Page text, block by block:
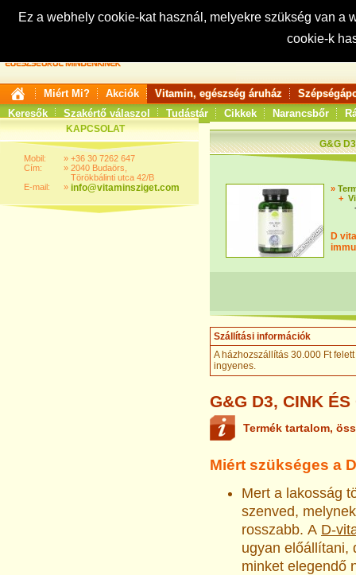
Ez a webhely cookie-kat használ, melyekre szükség van
cookie-k
Keresés:
Miért Mi? Akciók Vitamin, egészség áruház
Keresők
Szakértő válaszol Tudástár Cikkek Narancsbőr
KAPCSOLAT
Mobil:
Cím:
E-mail:
»
»
»
+36 30 7262 647
2040 Budaörs,
Törökbálinti utca 42/B
info@vitaminsziget.com
G&G
»
+
D
Szállítási információk
A házhozszállítás 30.000 Ft felett
ingyenes.
G&G D3, CINK
Termék tartalom,
Miért szükséges a
Mert a lakosság
szenved,
rosszabb. A D-
ugyan előállítani,
minket elegendő